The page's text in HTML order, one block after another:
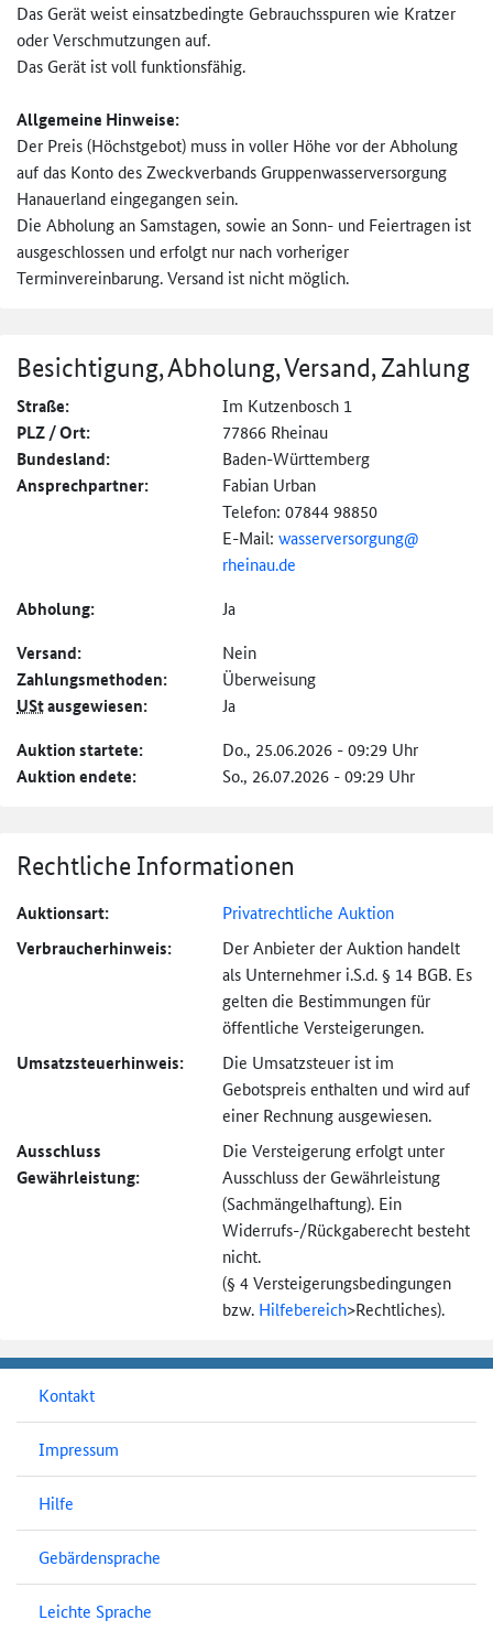
Das Gerät weist einsatzbedingte Gebrauchsspuren wie Kratzer
oder Verschmutzungen auf.
Das Gerät ist voll funktionsfähig.
Allgemeine Hinweise:
Der Preis (Höchstgebot) muss in voller Höhe vor der Abholung
auf das Konto des Zweckverbands Gruppenwasserversorgung
Hanauerland eingegangen sein.
Die Abholung an Samstagen, sowie an Sonn- und Feiertragen ist
ausgeschlossen und erfolgt nur nach vorheriger
Terminvereinbarung. Versand ist nicht möglich.
Besichtigung, Abholung, Versand, Zahlung
Straße: Im Kutzenbosch 1
PLZ / Ort: 77866 Rheinau
Bundesland: Baden-Württemberg
Ansprechpartner:
Fabian Urban
Telefon: 07844 98850
E-Mail: wasserversorgung@
rheinau.de
Abholung: Ja
Versand: Nein
Zahlungs­methoden: Überweisung
UStausgewiesen: Ja
Auktion startete: Do., 25.06.2026 - 09:29 Uhr
Auktion endete: So., 26.07.2026 - 09:29 Uhr
Rechtliche Informationen
Auktionsart: Privatrechtliche Auktion
Verbraucher­hinweis:
Der Anbieter der Auktion handelt
als Unternehmer i.S.d. § 14 BGB. Es
gelten die Bestimmungen für
öffentliche Versteigerungen.
Umsatzsteuer­hinweis:
Die Umsatzsteuer ist im
Gebotspreis enthalten und wird auf
einer Rechnung ausgewiesen.
Ausschluss
Gewährleistung:
Die Versteigerung erfolgt unter
Ausschluss der Gewährleistung
(Sachmängel­haftung). Ein
Widerrufs-/Rückgaberecht besteht
nicht.
(§ 4 Versteigerungs­bedingungen
bzw. Hilfebereich>Rechtliches).
Kontakt
Impressum
Hilfe
Gebärdensprache
Leichte Sprache